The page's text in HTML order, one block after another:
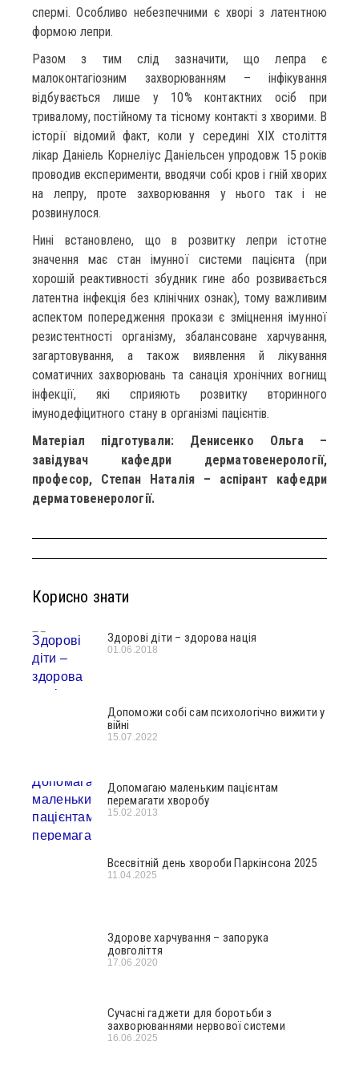
спермі. Особливо небезпечними є хворі з латентною
формою лепри.
Разом з тим слід зазначити, що лепра є
малоконтагіозним захворюванням – інфікування
відбувається лише у 10% контактних осіб при
тривалому, постійному та тісному контакті з хворими. В
історії відомий факт, коли у середині XIX століття
лікар Даніель Корнеліус Даніельсен упродовж 15 років
проводив експерименти, вводячи собі кров і гній хворих
на лепру, проте захворювання у нього так і не
розвинулося.
Нині встановлено, що в розвитку лепри істотне
значення має стан імунної системи пацієнта (при
хорошій реактивності збудник гине або розвивається
латентна інфекція без клінічних ознак), тому важливим
аспектом попередження прокази є зміцнення імунної
резистентності організму, збалансоване харчування,
загартовування, а також виявлення й лікування
соматичних захворювань та санація хронічних вогнищ
інфекції, які сприяють розвитку вторинного
імунодефіцитного стану в організмі пацієнтів.
Матеріал підготували: Денисенко Ольга –
завідувач кафедри дерматовенерології,
професор, Степан Наталія – аспірант кафедри
дерматовенерології.
Корисно знати
Здорові діти – здорова нація
01.06.2018
Допоможи собі сам психологічно вижити у
війні
15.07.2022
Допомагаю маленьким пацієнтам
перемагати хворобу
15.02.2013
Всесвітній день хвороби Паркінсона 2025
11.04.2025
Здорове харчування – запорука
довголіття
17.06.2020
Сучасні гаджети для боротьби з
захворюваннями нервової системи
16.06.2025